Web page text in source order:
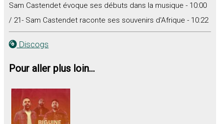
Sam Castendet évoque ses débuts dans la musique - 10:00
/ 21- Sam Castendet raconte ses souvenirs d'Afrique - 10:22
Discogs
Pour aller plus loin...